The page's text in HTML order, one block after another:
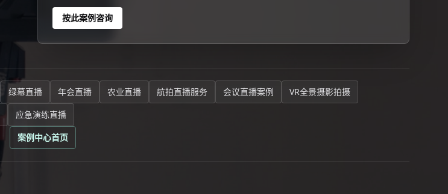
按此案例咨询
绿幕直播 年会直播 农业直播 航拍直播服务 会议直播案例
VR全景摄影拍摄
应急演练直播
案例中心首页